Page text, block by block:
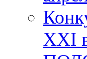
XXI